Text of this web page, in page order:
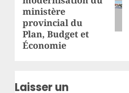
ministère
provincial du
Plan, Budget et
Économie
Laisser un